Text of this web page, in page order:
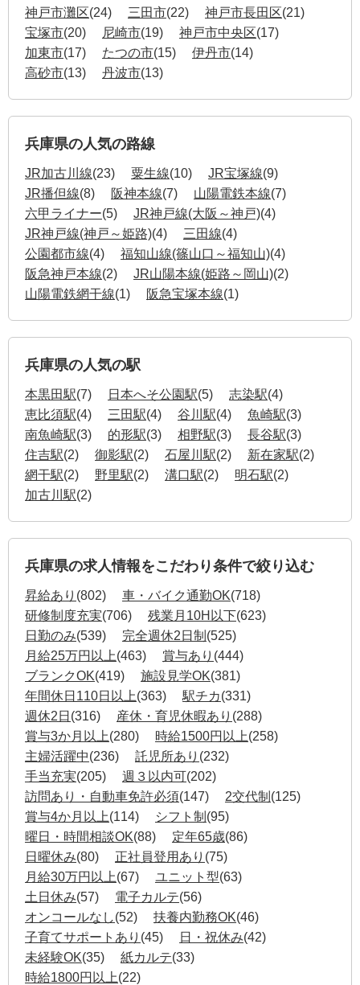
神戸市灘区(24) 三田市(22) 神戸市長田区(21)
宝塚市(20) 尼崎市(19) 神戸市中央区(17)
加東市(17) たつの市(15) 伊丹市(14)
高砂市(13) 丹波市(13)
兵庫県の人気の路線
JR加古川線(23) 粟生線(10) JR宝塚線(9)
JR播但線(8) 阪神本線(7) 山陽電鉄本線(7)
六甲ライナー(5) JR神戸線(大阪～神戸)(4)
JR神戸線(神戸～姫路)(4) 三田線(4)
公園都市線(4) 福知山線(篠山口～福知山)(4)
阪急神戸本線(2) JR山陽本線(姫路～岡山)(2)
山陽電鉄網干線(1) 阪急宝塚本線(1)
兵庫県の人気の駅
本黒田駅(7) 日本へそ公園駅(5) 志染駅(4)
恵比須駅(4) 三田駅(4) 谷川駅(4) 魚崎駅(3)
南魚崎駅(3) 的形駅(3) 相野駅(3) 長谷駅(3)
住吉駅(2) 御影駅(2) 石屋川駅(2) 新在家駅(2)
網干駅(2) 野里駅(2) 溝口駅(2) 明石駅(2)
加古川駅(2)
兵庫県の求人情報をこだわり条件で絞り込む
昇給あり (802) 車・バイク通勤OK(718)
研修制度充実(706) 残業月10H以下(623)
日勤のみ(539) 完全週休2日制 (525)
月給25万円以上(463) 賞与あり (444)
ブランクOK(419) 施設見学OK(381)
年間休日110日以上(363) 駅チカ(331)
週休2日 (316) 産休・育児休暇あり (288)
賞与3か月以上(280) 時給1500円以上(258)
主婦活躍中(236) 託児所あり (232)
手当充実(205) 週３以内可(202)
訪問あり・自動車免許必須(147) 2交代制 (125)
賞与4か月以上(114) シフト制 (95)
曜日・時間相談OK(88) 定年65歳(86)
日曜休み(80) 正社員登用あり (75)
月給30万円以上(67) ユニット型(63)
土日休み(57) 電子カルテ(56)
オンコールなし(52) 扶養内勤務OK(46)
子育てサポートあり (45) 日・祝休み(42)
未経験OK(35) 紙カルテ(33)
時給1800円以上(22)